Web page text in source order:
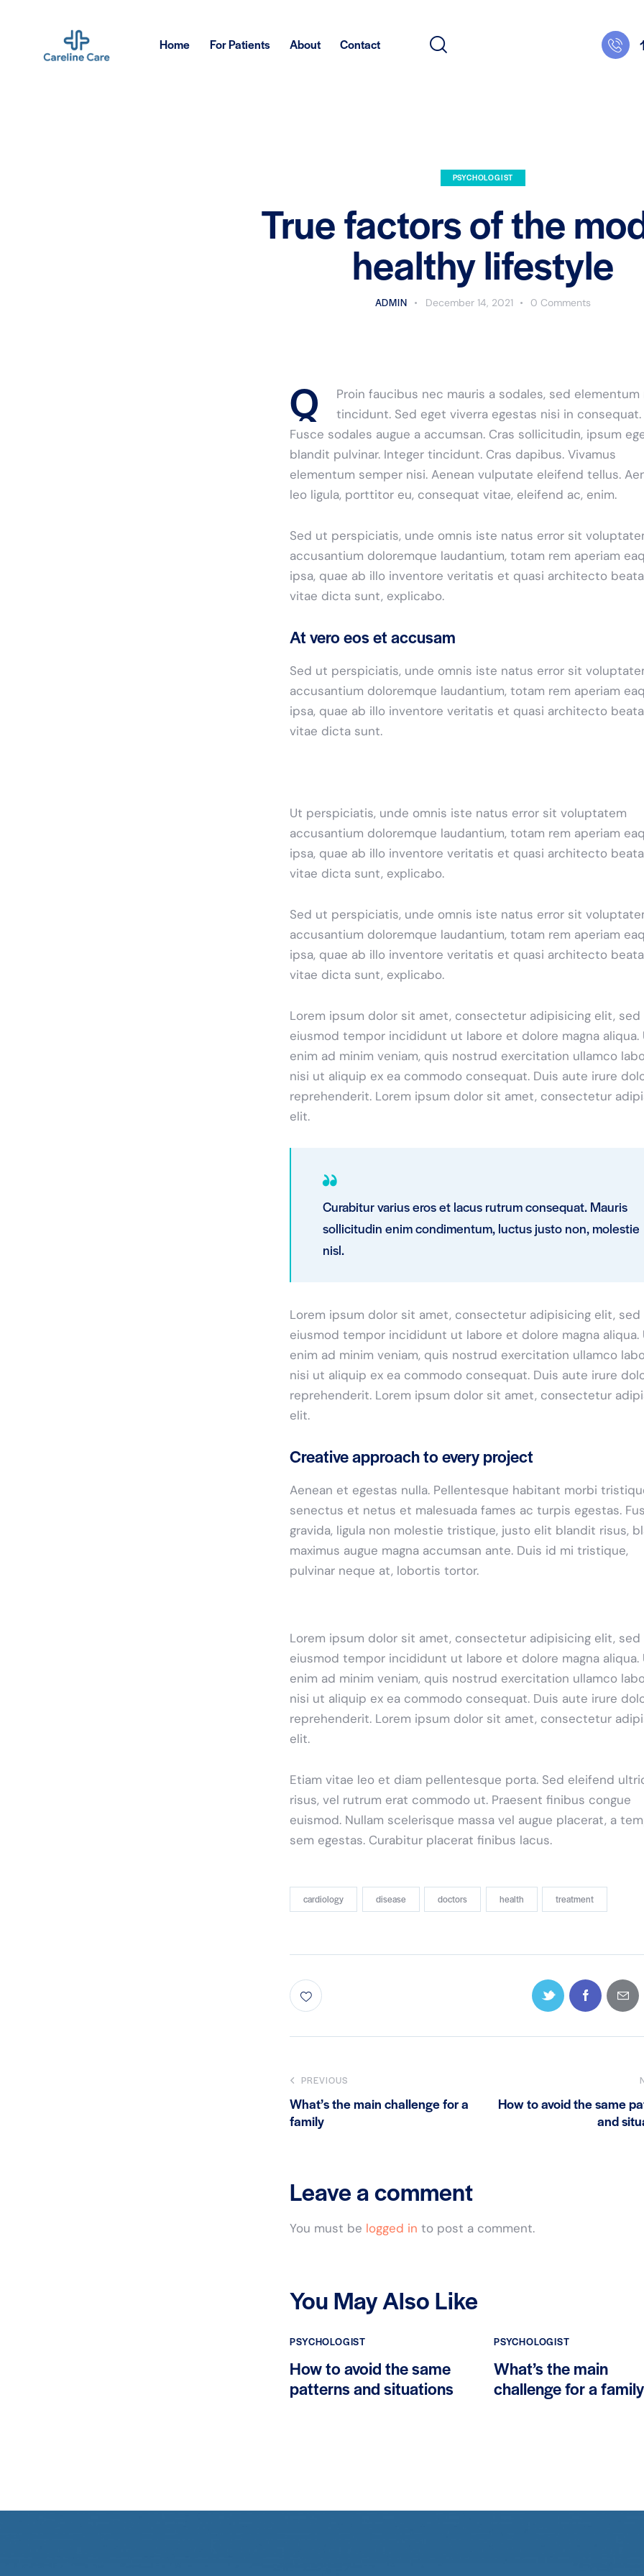
Home For Patients About Contact
PSYCHOLOGIST
True factors of the
healthy lifestyle
ADMIN December 14, 2021 0 Comments
Q
Proin faucibus nec mauris a sodales, sed elementum
tincidunt. Sed eget viverra egestas nisi in consequat.
Fusce sodales augue a accumsan. Cras sollicitudin, ipsum
blandit pulvinar. Integer tincidunt. Cras dapibus. Vivamus
elementum semper nisi. Aenean vulputate eleifend tellus.
leo ligula, porttitor eu, consequat vitae, eleifend ac, enim.
Sed ut perspiciatis, unde omnis iste natus error sit
accusantium doloremque laudantium, totam rem aperiam
ipsa, quae ab illo inventore veritatis et quasi architecto
vitae dicta sunt, explicabo.
At vero eos et accusam
Sed ut perspiciatis, unde omnis iste natus error sit
accusantium doloremque laudantium, totam rem aperiam
ipsa, quae ab illo inventore veritatis et quasi architecto
vitae dicta sunt.
Ut perspiciatis, unde omnis iste natus error sit voluptatem
accusantium doloremque laudantium, totam rem aperiam
ipsa, quae ab illo inventore veritatis et quasi architecto
vitae dicta sunt, explicabo.
Sed ut perspiciatis, unde omnis iste natus error sit
accusantium doloremque laudantium, totam rem aperiam
ipsa, quae ab illo inventore veritatis et quasi architecto
vitae dicta sunt, explicabo.
Lorem ipsum dolor sit amet, consectetur adipisicing elit, sed
eiusmod tempor incididunt ut labore et dolore magna aliqua.
enim ad minim veniam, quis nostrud exercitation ullamco
nisi ut aliquip ex ea commodo consequat. Duis aute irure
reprehenderit. Lorem ipsum dolor sit amet, consectetur
elit.
Curabitur varius eros et lacus rutrum consequat. Mauris
sollicitudin enim condimentum, luctus justo non, molestie
nisl.
Lorem ipsum dolor sit amet, consectetur adipisicing elit, sed
eiusmod tempor incididunt ut labore et dolore magna aliqua.
enim ad minim veniam, quis nostrud exercitation ullamco
nisi ut aliquip ex ea commodo consequat. Duis aute irure
reprehenderit. Lorem ipsum dolor sit amet, consectetur
elit.
Creative approach to every project
Aenean et egestas nulla. Pellentesque habitant morbi
senectus et netus et malesuada fames ac turpis egestas.
gravida, ligula non molestie tristique, justo elit blandit risus,
maximus augue magna accumsan ante. Duis id mi tristique,
pulvinar neque at, lobortis tortor.
Lorem ipsum dolor sit amet, consectetur adipisicing elit, sed
eiusmod tempor incididunt ut labore et dolore magna aliqua.
enim ad minim veniam, quis nostrud exercitation ullamco
nisi ut aliquip ex ea commodo consequat. Duis aute irure
reprehenderit. Lorem ipsum dolor sit amet, consectetur
elit.
Etiam vitae leo et diam pellentesque porta. Sed eleifend
risus, vel rutrum erat commodo ut. Praesent finibus congue
euismod. Nullam scelerisque massa vel augue placerat, a
sem egestas. Curabitur placerat finibus lacus.
cardiology disease doctors health treatment
PREVIOUS
What’s the main challenge for a
family
How to avoid the same
and
Leave a comment
You must be logged in to post a comment.
You May Also Like
PSYCHOLOGIST
How to avoid the same
patterns and situations
PSYCHOLOGIST
What’s the main
challenge for a family